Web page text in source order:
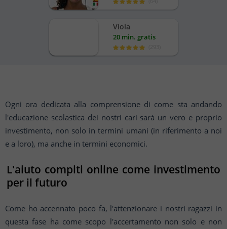
Viola
20 min. gratis
Ogni ora dedicata alla comprensione di come sta andando
l'educazione scolastica dei nostri cari sarà un vero e proprio
investimento, non solo in termini umani (in riferimento a noi
e a loro), ma anche in termini economici.
L'aiuto compiti online come investimento
per il futuro
Come ho accennato poco fa, l'attenzionare i nostri ragazzi in
questa fase ha come scopo l'accertamento non solo e non